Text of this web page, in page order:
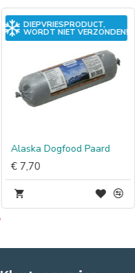
DIEPVRIESPRODUCT,
WORDT NIET VERZONDEN!
Alaska Dogfood Paard
€ 7,70